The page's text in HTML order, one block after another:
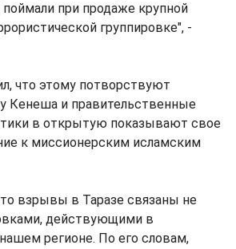
при продаже крупной
группировке", -
что этому потворствуют
Кенеша и правительственные
в открытую показывают свое
к миссионерским исламским
взрывы в Таразе связаны не
действующими в
регионе. По его словам,